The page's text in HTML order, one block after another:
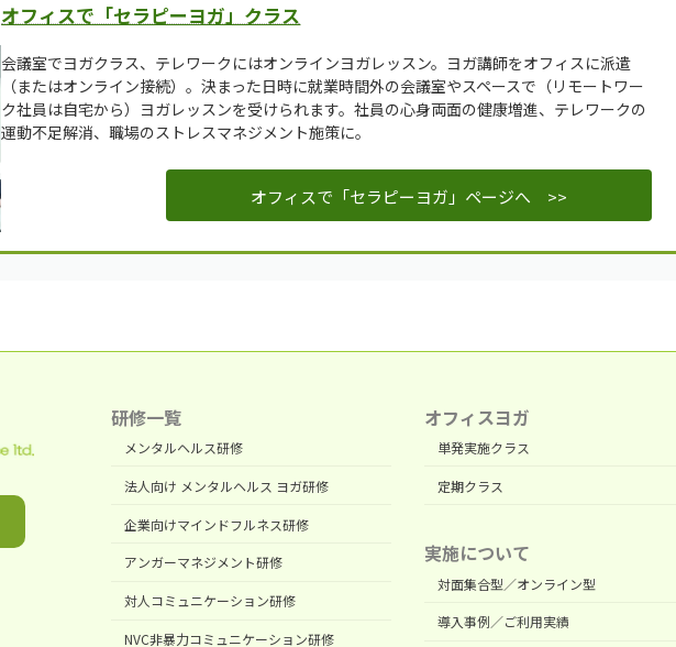
オフィスで「セラピーヨガ」クラス
会議室でヨガクラス、テレワークにはオンラインヨガレッスン。ヨガ講師をオフィスに派遣
（またはオンライン接続）。決まった日時に就業時間外の会議室やスペースで（リモートワー
ク社員は自宅から）ヨガレッスンを受けられます。社員の心身両面の健康増進、テレワークの
運動不足解消、職場のストレスマネジメント施策に。
オフィスで「セラピーヨガ」ページへ >>
研修一覧
メンタルヘルス研修
法人向け メンタルヘルス ヨガ研修
企業向けマインドフルネス研修
アンガーマネジメント研修
対人コミュニケーション研修
NVC非暴力コミュニケーション研修
オフィスヨガ
単発実施クラス
定期クラス
実施について
対面集合型／オンライン型
導入事例／ご利用実績